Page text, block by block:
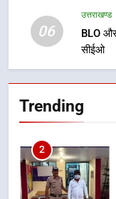
06
उत्तराखण्ड
BLO और
सीईओ
Trending
2
3